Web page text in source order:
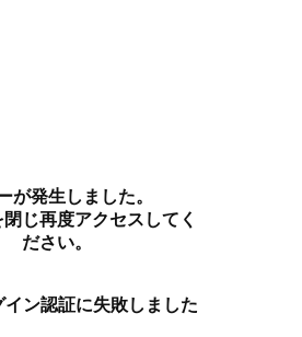
が発生しました。
じ再度アクセスしてく
ださい。
イン認証に失敗しました